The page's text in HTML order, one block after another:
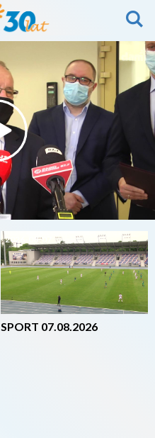
2026-08-07
SPORT 07.08.2026